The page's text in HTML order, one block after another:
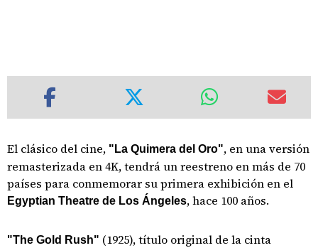
El clásico del cine, "La Quimera del Oro", en una versión
remasterizada en 4K, tendrá un reestreno en más de 70
países para conmemorar su primera exhibición en el
Egyptian Theatre de Los Ángeles, hace 100 años.
"The Gold Rush" (1925), título original de la cinta